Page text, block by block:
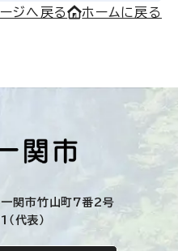
ジへ戻る ホームに戻る
関市竹山町7番2号
代表）